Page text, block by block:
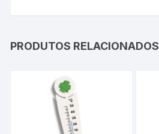
PRODUTOS RELACIONADOS